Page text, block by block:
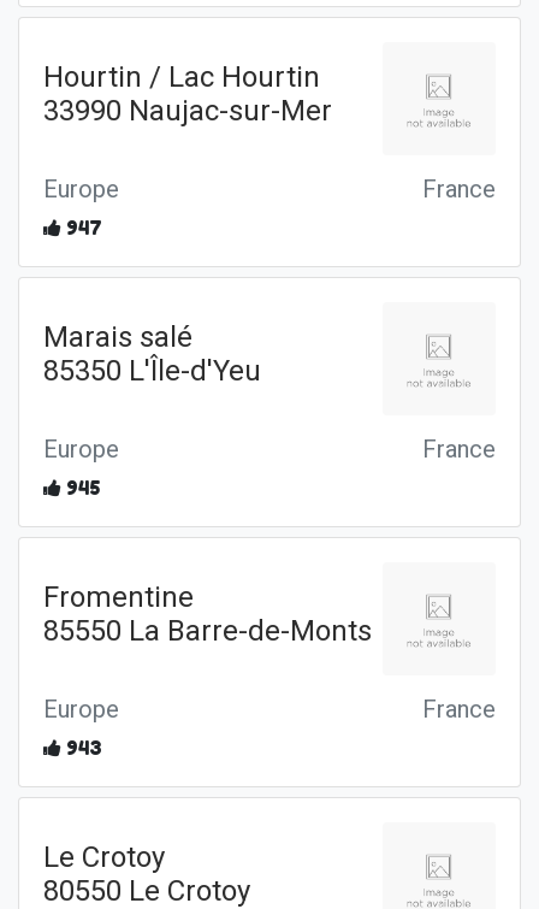
Hourtin / Lac Hourtin
33990 Naujac-sur-Mer
Europe France
947
Marais salé
85350 L'Île-d'Yeu
Europe France
945
Fromentine
85550 La Barre-de-Monts
Europe France
943
Le Crotoy
80550 Le Crotoy